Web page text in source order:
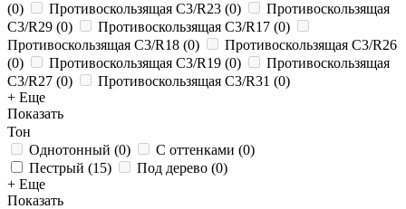
(0) Противоскользящая C3/R23 (0)
Противоскользящая
C3/R29 (0) Противоскользящая C3/R17 (0)
Противоскользящая C3/R18 (0)
Противоскользящая C3/R26
(0) Противоскользящая C3/R19 (0)
Противоскользящая
C3/R27 (0) Противоскользящая C3/R31 (0)
+ Еще
Показать
Тон
Однотонный (0) С оттенками (0)
Пестрый (15) Под дерево (0)
+ Еще
Показать